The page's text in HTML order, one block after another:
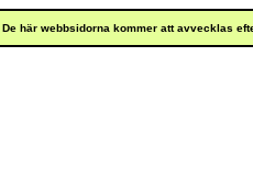
. De här webbsidorna kommer att avvecklas